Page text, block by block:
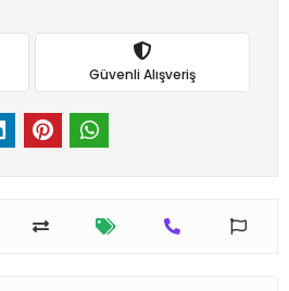
Güvenli Alışveriş